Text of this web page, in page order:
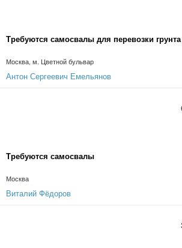
Требуются самосвалы для перевозки грунта
Москва, м. Цветной бульвар
Антон Сергеевич Емельянов
Требуются самосвалы
Москва
Виталий Фёдоров